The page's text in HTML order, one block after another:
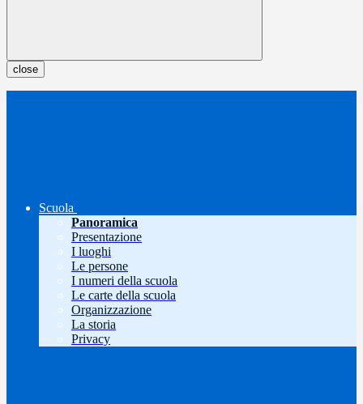
close
Scuola
Panoramica
Presentazione
I luoghi
Le persone
I numeri della scuola
Le carte della scuola
Organizzazione
La storia
Privacy